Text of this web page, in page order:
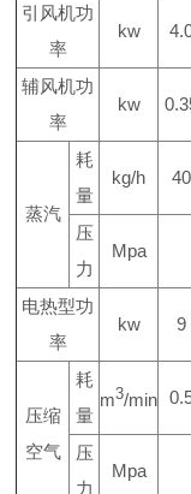
引风机功
率
kw
辅风机功
率
kw
蒸汽
耗
量
kg/h 40
压
力
Mpa
电热型功
率
kw 9
压缩
空气
耗
量
m3/min
压
力
Mpa